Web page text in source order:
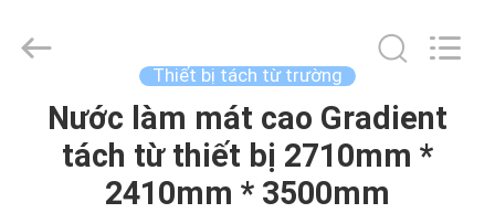
TRANG
Zhongtai
Machinery
Thiết bị tách từ trường
Nước làm mát cao Gradient
tách từ thiết bị 2710mm *
2410mm * 3500mm